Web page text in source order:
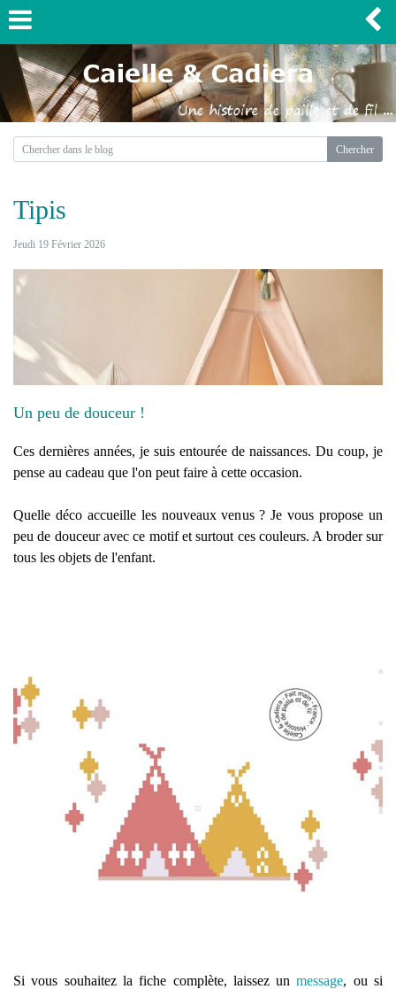
Tipis
Jeudi 19 Février 2026
Un peu de douceur !
Ces dernières années, je suis entourée de naissances. Du coup, je
pense au cadeau que l'on peut faire à cette occasion.
Quelle déco accueille les nouveaux venus ? Je vous propose un
peu de douceur avec ce motif et surtout ces couleurs. A broder sur
tous les objets de l'enfant.
Si vous souhaitez la fiche complète, laissez unmessage, ou si